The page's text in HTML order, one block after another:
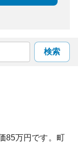
検索
85万円です。 町